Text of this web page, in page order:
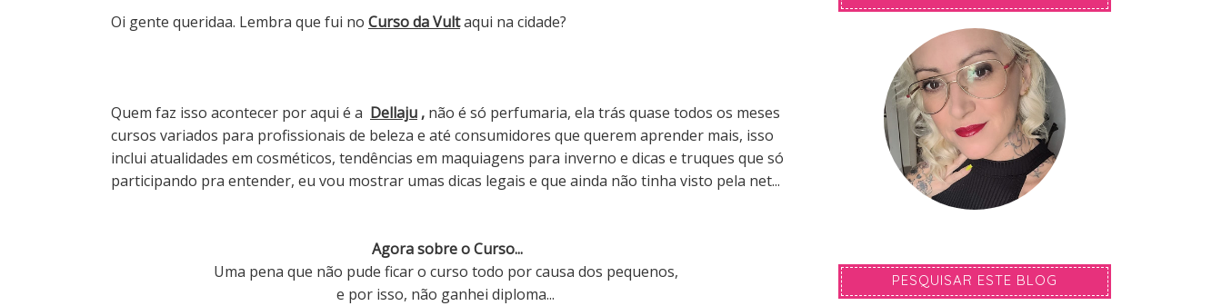
Oi gente queridaa. Lembra que fui no Curso da Vultaqui na cidade?
Quem faz isso acontecer por aqui é a Dellaju , não é só perfumaria, ela trás quase todos os meses
cursos variados para profissionais de beleza e até consumidores que querem aprender mais, isso
inclui atualidades em cosméticos, tendências em maquiagens para inverno e dicas e truques que só
participando pra entender, eu vou mostrar umas dicas legais e que ainda não tinha visto pela net...
Agora sobre o Curso...
Uma pena que não pude ficar o curso todo por causa dos pequenos,
e por isso, não ganhei diploma...
PESQUISAR ESTE BLOG